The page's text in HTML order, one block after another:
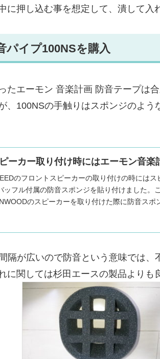
に押し込む事を想定して、潰して入
パイプ100NSを購入
たエーモン 音楽計画 防音テープは
、100NSの手触りはスポンジのよ
ーカー取り付け時にはエーモン音
のフロントスピーカーの取り付けの時には
ッフル付属の防音スポンジを貼り付けました。
のスピーカーを取り付けた際に防音スポ
隔が広いので防音という意味では
に関しては杉田エースの製品よりも